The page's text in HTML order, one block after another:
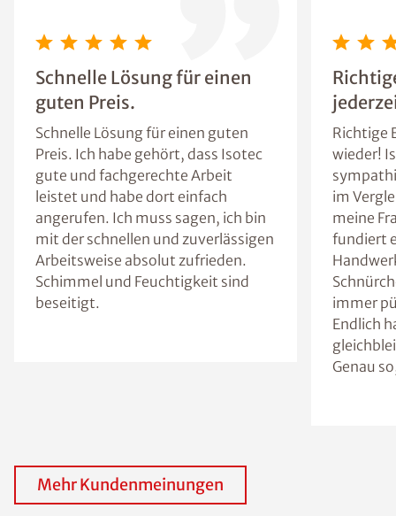
Schnelle Lösung für einen
guten Preis.
Schnelle Lösung für einen guten
Preis. Ich habe gehört, dass Isotec
gute und fachgerechte Arbeit
leistet und habe dort einfach
angerufen. Ich muss sagen, ich bin
mit der schnellen und zuverlässigen
Arbeitsweise absolut zufrieden.
Schimmel und Feuchtigkeit sind
beseitigt.
Richtige
wieder!
im
meine
fundiert
immer
Endlich
Genau
Mehr Kundenmeinungen